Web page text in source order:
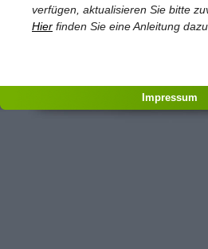
verfügen, aktualisieren Sie bitte
Hier finden Sie eine Anleitung dazu.
Impressum